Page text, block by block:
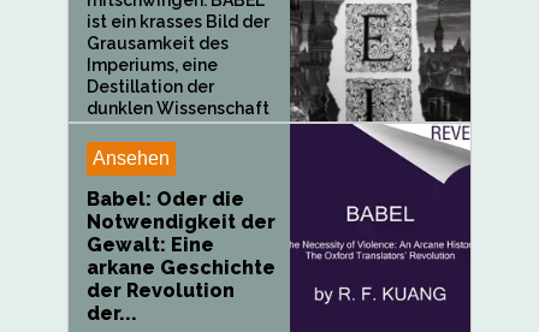
ist ein krasses Bild der
Grausamkeit des
Imperiums, eine
Destillation der
dunklen Wissenschaft
und eine fesselnde...
Ansehen
Babel: Oder die
Notwendigkeit der
Gewalt: Eine
arkane Geschichte
der Revolution
der...